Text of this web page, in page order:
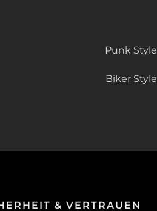
Punk Style
Biker Style
& VERTRAUEN